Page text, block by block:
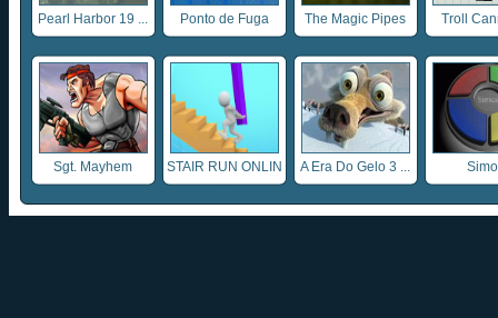
Pearl Harbor 19 ... Ponto de Fuga The Magic Pipes Troll
Sgt. Mayhem
STAIR RUN ONLIN
...
A Era Do Gelo 3 ...